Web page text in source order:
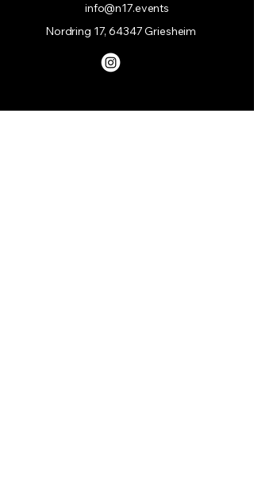
info@n17.events
Nordring 17, 64347 Griesheim